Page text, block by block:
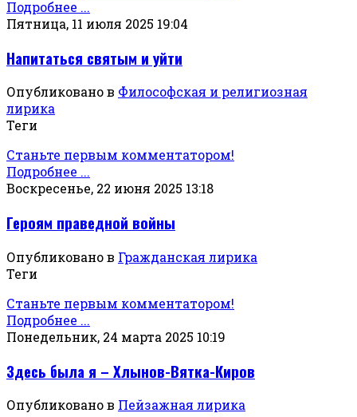
Подробнее ...
Пятница, 11 июля 2025 19:04
Напитаться святым и уйти
Опубликовано в Философская и религиозная
лирика
Теги
Станьте первым комментатором!
Подробнее ...
Воскресенье, 22 июня 2025 13:18
Героям праведной войны
Опубликовано в Гражданская лирика
Теги
Станьте первым комментатором!
Подробнее ...
Понедельник, 24 марта 2025 10:19
Здесь была я – Хлынов-Вятка-Киров
Опубликовано в Пейзажная лирика